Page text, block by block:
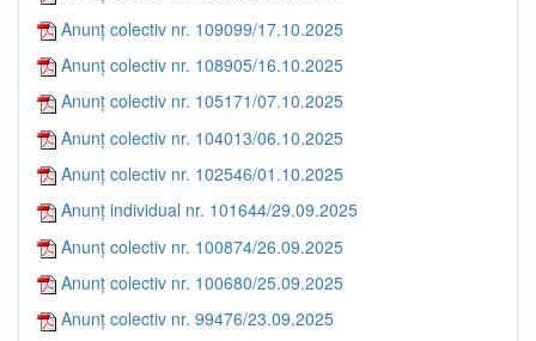
Anunț colectiv nr. 109099/17.10.2025
Anunț colectiv nr. 108905/16.10.2025
Anunț colectiv nr. 105171/07.10.2025
Anunț colectiv nr. 104013/06.10.2025
Anunț colectiv nr. 102546/01.10.2025
Anunț individual nr. 101644/29.09.2025
Anunț colectiv nr. 100874/26.09.2025
Anunț colectiv nr. 100680/25.09.2025
Anunț colectiv nr. 99476/23.09.2025